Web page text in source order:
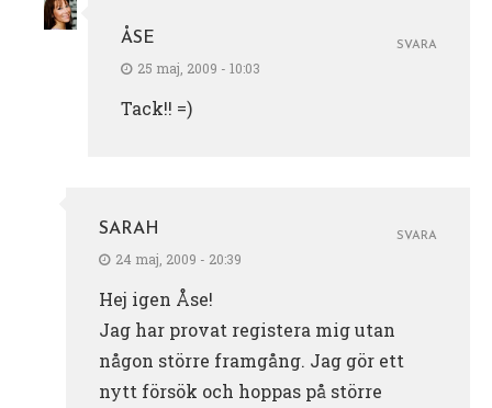
ÅSE
25 maj, 2009 - 10:03
Tack!! =)
SVARA
SARAH
24 maj, 2009 - 20:39
Hej igen Åse!
Jag har provat registera mig utan
någon större framgång. Jag gör ett
nytt försök och hoppas på större
SVARA